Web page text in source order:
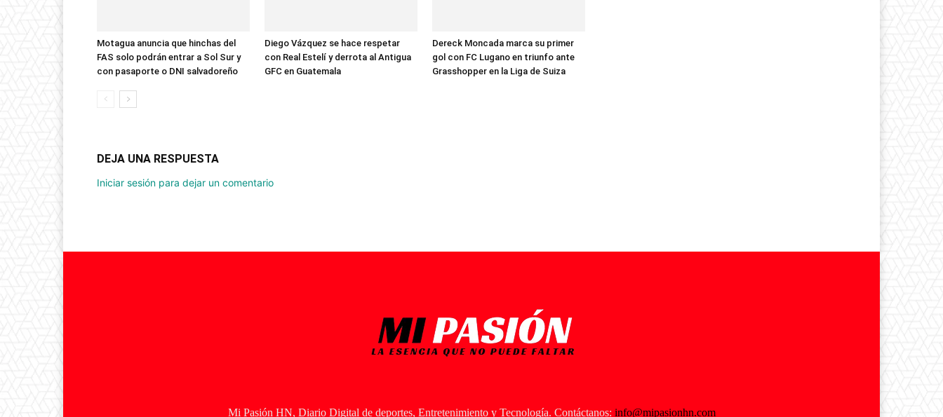
Motagua anuncia que hinchas del
FAS solo podrán entrar a Sol Sur y
con pasaporte o DNI salvadoreño
Diego Vázquez se hace respetar
con Real Estelí y derrota al Antigua
GFC en Guatemala
Dereck Moncada marca su primer
gol con FC Lugano en triunfo ante
Grasshopper en la Liga de Suiza
DEJA UNA RESPUESTA
Iniciar sesión para dejar un comentario
Mi Pasión HN, Diario Digital de deportes, Entretenimiento y Tecnología. Contáctanos: info@mipasionhn.com